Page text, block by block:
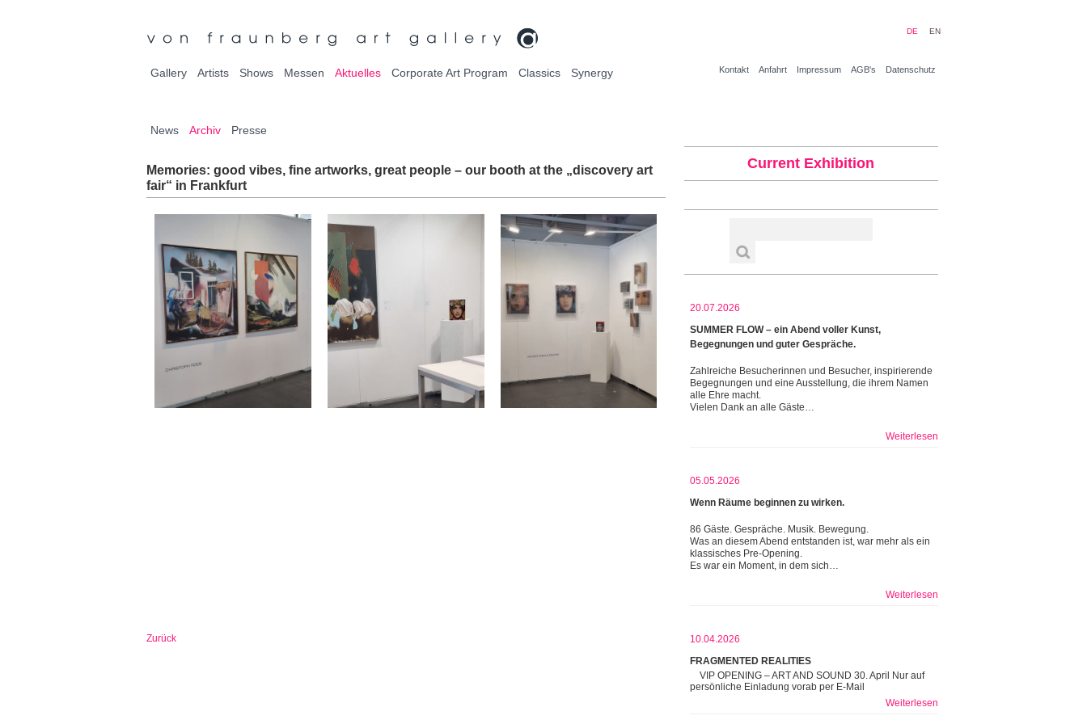
DE EN
Gallery Artists Shows Messen Aktuelles Corporate Art Program Classics Synergy Kontakt Anfahrt Impressum AGB's Datenschutz
News Archiv Presse
Memories: good vibes, fine artworks, great people – our booth at the „discovery art
fair“ in Frankfurt
Zurück
Current Exhibition
20.07.2026
SUMMER FLOW – ein Abend voller Kunst,
Begegnungen und guter Gespräche.
Zahlreiche Besucherinnen und Besucher, inspirierende
Begegnungen und eine Ausstellung, die ihrem Namen
alle Ehre macht.
Vielen Dank an alle Gäste…
Weiterlesen
05.05.2026
Wenn Räume beginnen zu wirken.
86 Gäste. Gespräche. Musik. Bewegung.
Was an diesem Abend entstanden ist, war mehr als ein
klassisches Pre-Opening.
Es war ein Moment, in dem sich…
Weiterlesen
10.04.2026
FRAGMENTED REALITIES
VIP OPENING – ART AND SOUND 30. April Nur auf
persönliche Einladung vorab per E-Mail
Weiterlesen